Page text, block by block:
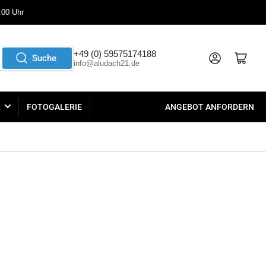
Uhr
Suche +49 (0) 59575174188
info@aludach21.de
AnmeldenMini-Warenkorb öffnen
FOTOGALERIE ANGEBOT ANFORDERN